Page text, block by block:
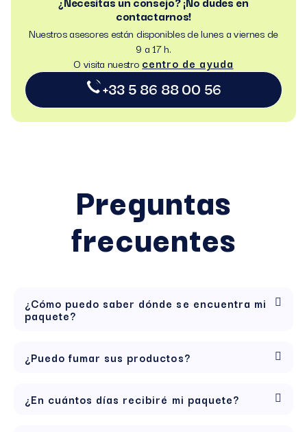
contactarnos!
Nuestros asesores están disponibles de lunes a viernes de
9 a 17 h.
O visita nuestro centro de ayuda
+33 5 86 88 00 56
Preguntas
frecuentes
¿Cómo puedo saber dónde se encuentra mi
paquete?
¿Puedo fumar sus productos?
¿En cuántos días recibiré mi paquete?